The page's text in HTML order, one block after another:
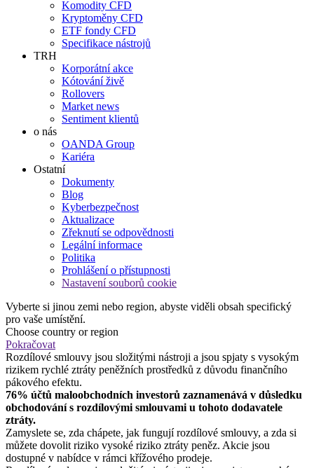
Komodity CFD
Kryptoměny CFD
ETF fondy CFD
Specifikace nástrojů
TRH
Korporátní akce
Kótování živě
Rollovers
Market news
Sentiment klientů
o nás
OANDA Group
Kariéra
Ostatní
Dokumenty
Blog
Kyberbezpečnost
Aktualizace
Zřeknutí se odpovědnosti
Legální informace
Politika
Prohlášení o přístupnosti
Nastavení souborů cookie
Vyberte si jinou zemi nebo region, abyste viděli obsah specifický
pro vaše umístění.
Choose country or region
Pokračovat
Rozdílové smlouvy jsou složitými nástroji a jsou spjaty s vysokým
rizikem rychlé ztráty peněžních prostředků z důvodu finančního
pákového efektu.
76% účtů maloobchodních investorů zaznamenává v důsledku
obchodování s rozdílovými smlouvami u tohoto dodavatele
ztráty.
Zamyslete se, zda chápete, jak fungují rozdílové smlouvy, a zda si
můžete dovolit riziko vysoké riziko ztráty peněz. Akcie jsou
dostupné v nabídce v rámci křížového prodeje.